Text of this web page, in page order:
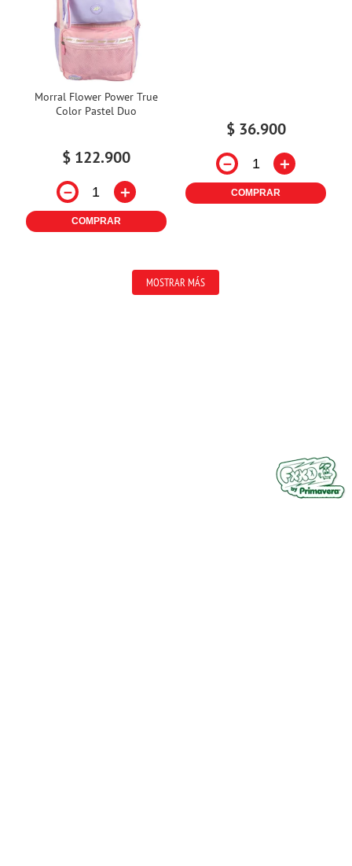
Morral Flower Power True
Color Pastel Duo
$ 122.900
－ ＋
COMPRAR
$ 36.900
－ ＋
COMPRAR
MOSTRAR MÁS